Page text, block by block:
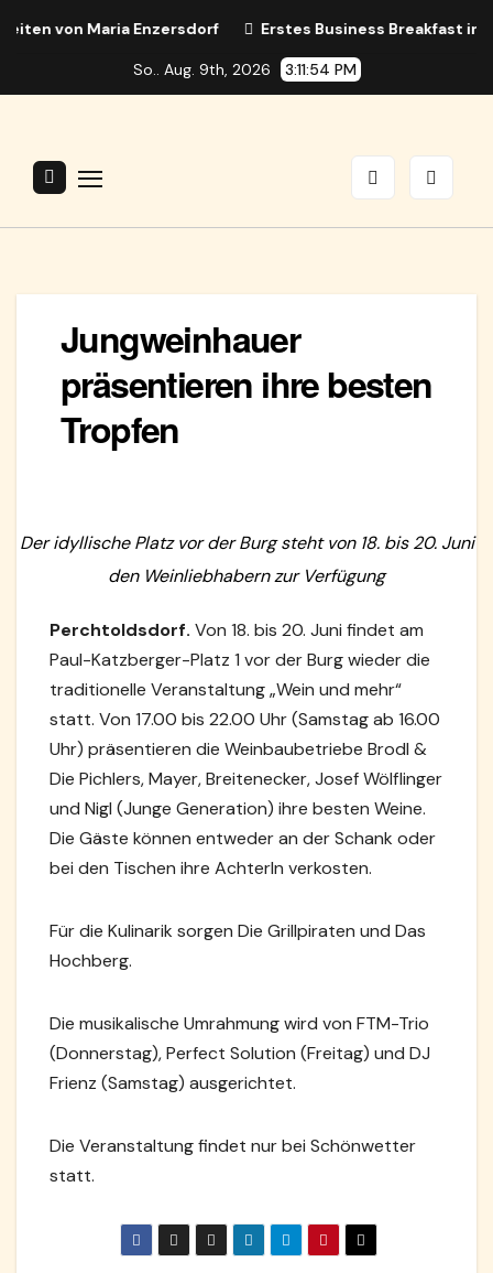
von Maria Enzersdorf Erstes Business Breakfast in
So.. Aug. 9th, 2026 3:11:54 PM
Jungweinhauer
präsentieren ihre besten
Tropfen
Der idyllische Platz vor der Burg steht von 18. bis 20. Juni
den Weinliebhabern zur Verfügung
Perchtoldsdorf. Von 18. bis 20. Juni findet am
Paul-Katzberger-Platz 1 vor der Burg wieder die
traditionelle Veranstaltung „Wein und mehr“
statt. Von 17.00 bis 22.00 Uhr (Samstag ab 16.00
Uhr) präsentieren die Weinbaubetriebe Brodl &
Die Pichlers, Mayer, Breitenecker, Josef Wölflinger
und Nigl (Junge Generation) ihre besten Weine.
Die Gäste können entweder an der Schank oder
bei den Tischen ihre Achterln verkosten.
Für die Kulinarik sorgen Die Grillpiraten und Das
Hochberg.
Die musikalische Umrahmung wird von FTM-Trio
(Donnerstag), Perfect Solution (Freitag) und DJ
Frienz (Samstag) ausgerichtet.
Die Veranstaltung findet nur bei Schönwetter
statt.